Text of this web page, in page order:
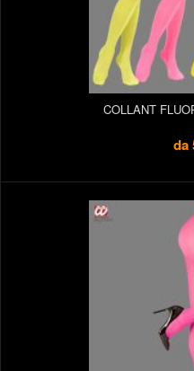
COLLANT
da